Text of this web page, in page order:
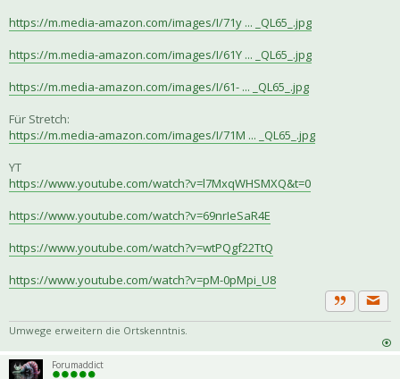
https://m.media-amazon.com/images/I/71y ... _QL65_.jpg
https://m.media-amazon.com/images/I/61Y ... _QL65_.jpg
https://m.media-amazon.com/images/I/61- ... _QL65_.jpg
Für Stretch:
https://m.media-amazon.com/images/I/71M ... _QL65_.jpg
YT
https://www.youtube.com/watch?v=l7MxqWHSMXQ&t=0
https://www.youtube.com/watch?v=69nrIeSaR4E
https://www.youtube.com/watch?v=wtPQgf22TtQ
https://www.youtube.com/watch?v=pM-0pMpi_U8
Zitat
Umwege erweitern die Ortskenntnis.
Forumaddict